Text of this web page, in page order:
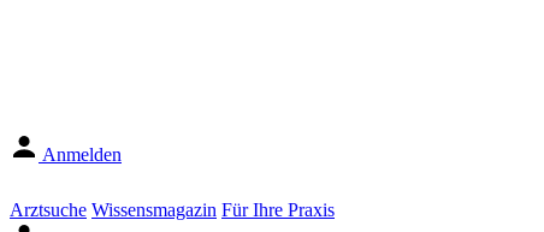
Anmelden
Arztsuche Wissensmagazin Für Ihre Praxis